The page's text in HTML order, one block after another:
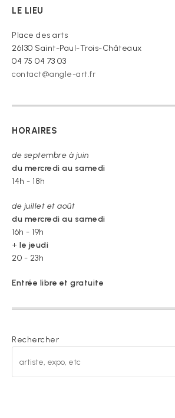
LE LIEU
Place des arts
26130 Saint-Paul-Trois-Châteaux
04 75 04 73 03
contact@angle-art.fr
HORAIRES
de septembre à juin
du mercredi au samedi
14h - 18h
de juillet et août
du mercredi au samedi
16h - 19h
+ le jeudi
20 - 23h
Entrée libre et gratuite
Rechercher